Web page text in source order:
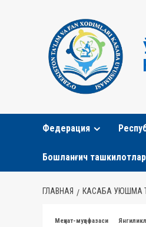
содержимому
Федерация
Бошланғич
ГЛАВНАЯ КАСАБА УЮШМА
Меҳнат-муҳофазаси